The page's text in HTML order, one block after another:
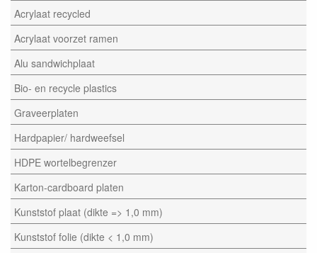
Acrylaat recycled
Acrylaat voorzet ramen
Alu sandwichplaat
Bio- en recycle plastics
Graveerplaten
Hardpapier/ hardweefsel
HDPE wortelbegrenzer
Karton-cardboard platen
Kunststof plaat (dikte => 1,0 mm)
Kunststof folie (dikte < 1,0 mm)